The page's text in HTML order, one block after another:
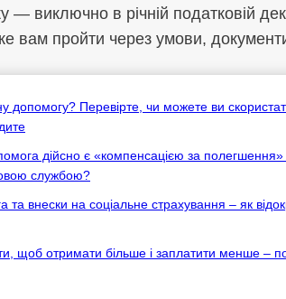
— виключно в річній податковій
вам пройти через умови,
допомогу? Перевірте, чи можете ви
дійсно є «компенсацією за
службою?
та внески на соціальне страхування – як
щоб отримати більше і заплатити менше –